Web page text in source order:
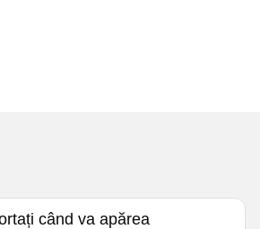
când va apărea